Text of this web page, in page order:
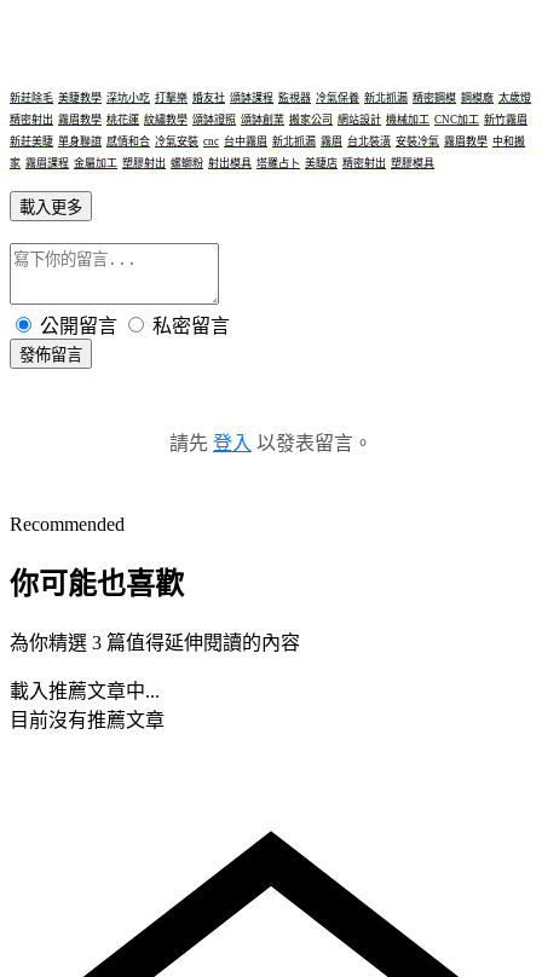
新莊除毛 美睫教學 深坑小吃 打擊樂 婚友社 頌缽課程 監視器 冷氣保養 新北抓漏 精密鋼模 鋼模廠 太歲燈
精密射出 霧眉教學 桃花運 紋繡教學 頌缽證照 頌缽創業 搬家公司 網站設計 機械加工 CNC加工 新竹霧眉
新莊美睫 單身聯誼 感情和合 冷氣安裝 cnc 台中霧眉 新北抓漏 霧眉 台北裝潢 安裝冷氣 霧眉教學 中和搬
家 霧眉課程 金屬加工 塑膠射出 螺螄粉 射出模具 塔羅占卜 美睫店 精密射出 塑膠模具
載入更多
公開留言 私密留言
發佈留言
請先 登入 以發表留言。
Recommended
你可能也喜歡
為你精選 3 篇值得延伸閱讀的內容
載入推薦文章中...
目前沒有推薦文章